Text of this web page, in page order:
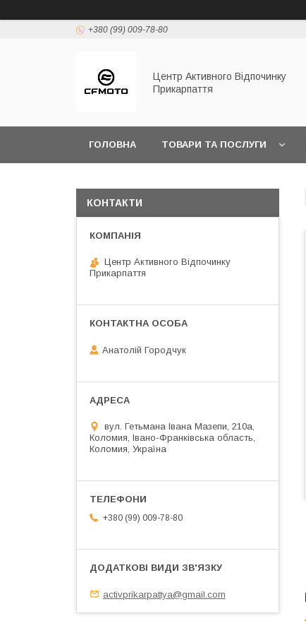
+380 (99) 009-78-80
Центр Активного Відпочинку
Прикарпаття
ГОЛОВНА ТОВАРИ ТА ПОСЛУГИ
КОНТАКТИ
Центр Активного Відпочинку
Прикарпаття
Анатолій Городчук
вул. Гетьмана Івана Мазепи, 210а,
Коломия, Івано-Франківська область,
Коломия, Україна
+380 (99) 009-78-80
activprikarpattya@gmail.com